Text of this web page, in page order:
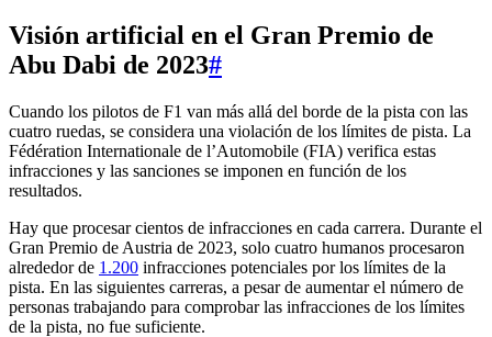
Visión artificial en el Gran Premio de
Abu Dabi de 2023#
Cuando los pilotos de F1 van más allá del borde de la pista con las
cuatro ruedas, se considera una violación de los límites de pista. La
Fédération Internationale de l’Automobile (FIA) verifica estas
infracciones y las sanciones se imponen en función de los
resultados.
Hay que procesar cientos de infracciones en cada carrera. Durante el
Gran Premio de Austria de 2023, solo cuatro humanos procesaron
alrededor de 1.200 infracciones potenciales por los límites de la
pista. En las siguientes carreras, a pesar de aumentar el número de
personas trabajando para comprobar las infracciones de los límites
de la pista, no fue suficiente.